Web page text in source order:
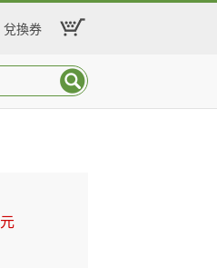
兌換券
元